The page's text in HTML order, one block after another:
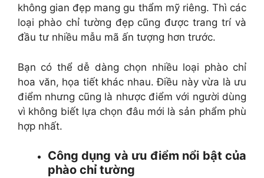
không gian đẹp mang gu thẩm mỹ riêng. Thì các
loại phào chỉ tường đẹp cũng được trang trí và
đầu tư nhiều mẫu mã ấn tượng hơn trước.
Bạn có thể dễ dàng chọn nhiều loại phào chỉ
hoa văn, họa tiết khác nhau. Điều này vừa là ưu
điểm nhưng cũng là nhược điểm với người dùng
vì không biết lựa chọn đâu mới là sản phẩm phù
hợp nhất.
Công dụng và ưu điểm nổi bật của
phào chỉ tường